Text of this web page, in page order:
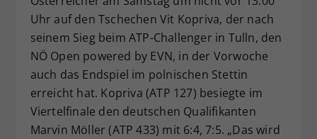
Uhr auf den Tschechen Vit Kopriva, der nach
seinem Sieg beim ATP-Challenger in Tulln, den
NÖ Open powered by EVN, in der Vorwoche
auch das Endspiel im polnischen Stettin
erreicht hat. Kopriva (ATP 127) besiegte im
Viertelfinale den deutschen Qualifikanten
Marvin Möller (ATP 433) mit 6:4, 7:5. „Das wird